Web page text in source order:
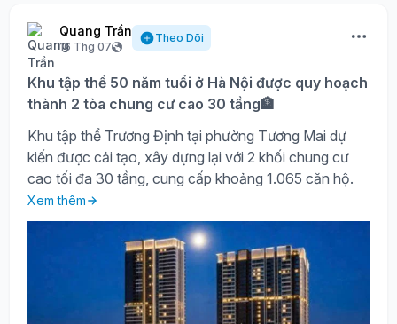
Quang Trần
16 Thg 07
Theo Dõi
Khu tập thể 50 năm tuổi ở Hà Nội được quy hoạch
thành 2 tòa chung cư cao 30 tầng🏦
Khu tập thể Trương Định tại phường Tương Mai dự
kiến được cải tạo, xây dựng lại với 2 khối chung cư
cao tối đa 30 tầng, cung cấp khoảng 1.065 căn hộ.
Xem thêm